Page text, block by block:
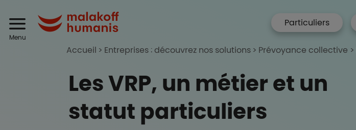
Header
Menu Malakoff Humanis Accueil
menu hp
Particuliers
Accueil Entreprises : découvrez nos solutions Prévoyance collective
Les VRP, un métier et un
statut particuliers